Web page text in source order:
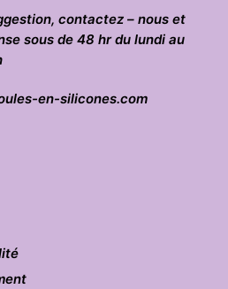
contactez – nous et
sous de 48 hr du lundi au
en-silicones.com